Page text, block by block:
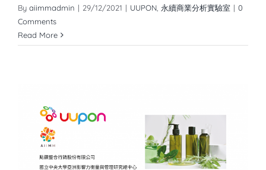
By aiimmadmin | 29/12/2021 | UUPON, 永續商業分析實驗室 | 0
Comments
Read More